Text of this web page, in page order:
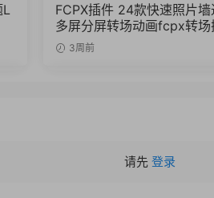
L
FCPX插件 24款快速照片墙
多屏分屏转场动画fcpx转场
3周前
请先 登录